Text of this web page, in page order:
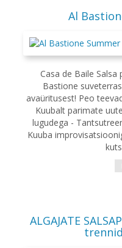
Al
Casa de Baile Salsa
Bastione
avaüritusest! Peo
Kuubalt parimate
lugudega -
Kuuba
ALGAJATE